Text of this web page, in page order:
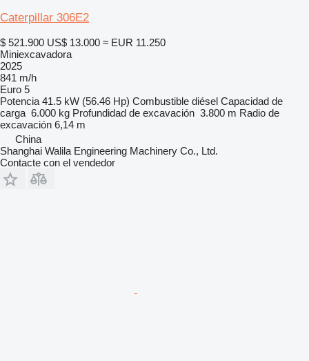
Caterpillar 306E2
$ 521.900 US$ 13.000 ≈ EUR 11.250
Miniexcavadora
2025
841 m/h
Euro 5
Potencia 41.5 kW (56.46 Hp) Combustible diésel Capacidad de
carga 6.000 kg Profundidad de excavación 3.800 m Radio de
excavación 6,14 m
China
Shanghai Walila Engineering Machinery Co., Ltd.
Contacte con el vendedor